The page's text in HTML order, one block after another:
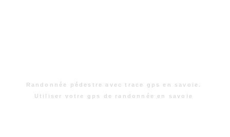
Randonnée pédestre avec trace gps en savoie.
Utiliser votre gps de randonnée en savoie